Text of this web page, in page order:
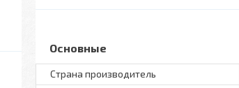
Основные
Страна производитель